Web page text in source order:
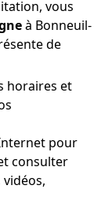
vous
à Bonneuil-
de
horaires et
pour
consulter